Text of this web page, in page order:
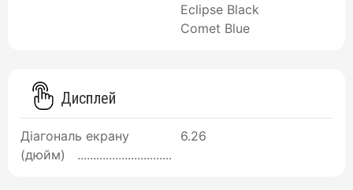
Eclipse Black
Comet Blue
Дисплей
Діагональ екрану
(дюйм)
6.26